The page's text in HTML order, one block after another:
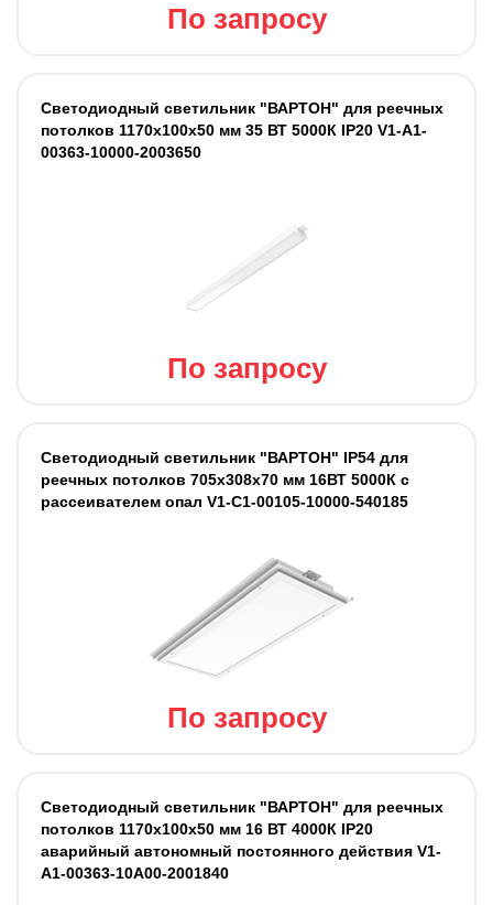
По запросу
Светодиодный светильник "ВАРТОН" для реечных
потолков 1170х100х50 мм 35 ВТ 5000К IP20 V1-A1-
00363-10000-2003650
По запросу
Светодиодный светильник "ВАРТОН" IP54 для
реечных потолков 705х308х70 мм 16ВТ 5000К с
рассеивателем опал V1-C1-00105-10000-540185
По запросу
Светодиодный светильник "ВАРТОН" для реечных
потолков 1170х100х50 мм 16 ВТ 4000К IP20
аварийный автономный постоянного действия V1-
A1-00363-10A00-2001840